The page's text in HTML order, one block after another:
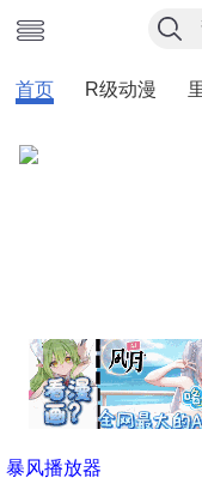
首页 R级动漫
暴风播放器